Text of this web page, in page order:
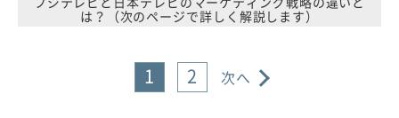
は？（次のページで詳しく解説します）
1 2 次へ